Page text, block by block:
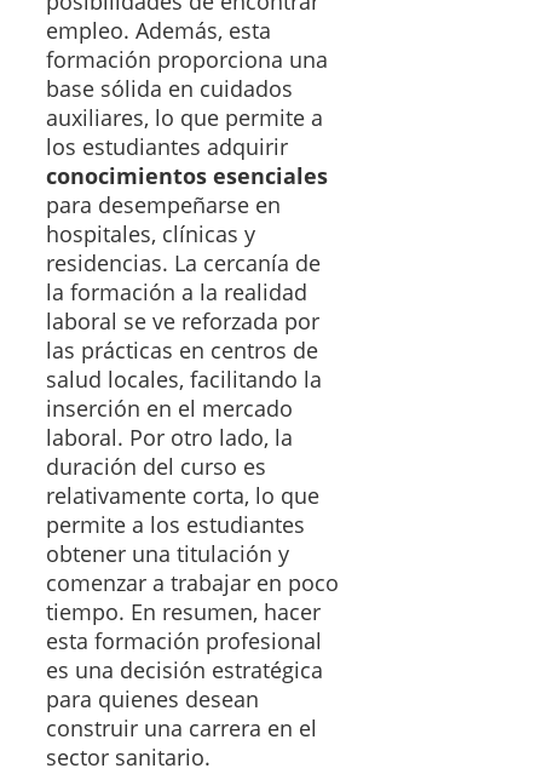
empleo. Además, esta
formación proporciona una
base sólida en cuidados
auxiliares, lo que permite a
los estudiantes adquirir
conocimientos esenciales
para desempeñarse en
hospitales, clínicas y
residencias. La cercanía de
la formación a la realidad
laboral se ve reforzada por
las prácticas en centros de
salud locales, facilitando la
inserción en el mercado
laboral. Por otro lado, la
duración del curso es
relativamente corta, lo que
permite a los estudiantes
obtener una titulación y
comenzar a trabajar en poco
tiempo. En resumen, hacer
esta formación profesional
es una decisión estratégica
para quienes desean
construir una carrera en el
sector sanitario.